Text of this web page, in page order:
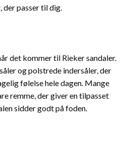
der passer til dig.
det kommer til Rieker sandaler.
og polstrede indersåler, der
følelse hele dagen. Mange
remme, der giver en tilpasset
sidder godt på foden.